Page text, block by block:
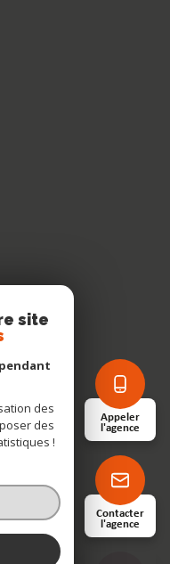
Appeler
l'agence
Contacter
l'agence
site
des
des
!